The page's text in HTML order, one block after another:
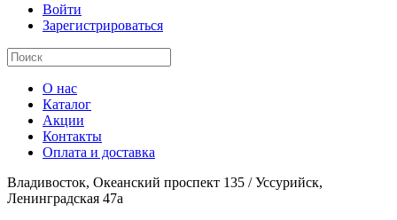
Войти
Зарегистрироваться
О нас
Каталог
Акции
Контакты
Оплата и доставка
Владивосток, Океанский проспект 135 / Уссурийск,
Ленинградская 47а